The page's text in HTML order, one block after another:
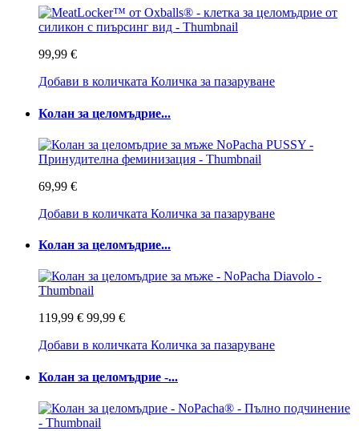
99,99 €
Добави в количката Количка за пазаруване
Колан за целомъдрие...
69,99 €
Добави в количката Количка за пазаруване
Колан за целомъдрие...
119,99 € 99,99 €
Добави в количката Количка за пазаруване
Колан за целомъдрие -...